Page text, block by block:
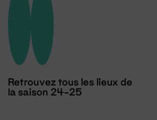
Retrouvez tous les lieux de
la saison 24-25